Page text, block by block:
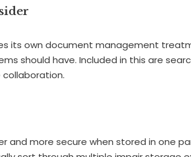
its own document management
should have. Included in this are
and more secure when stored in one